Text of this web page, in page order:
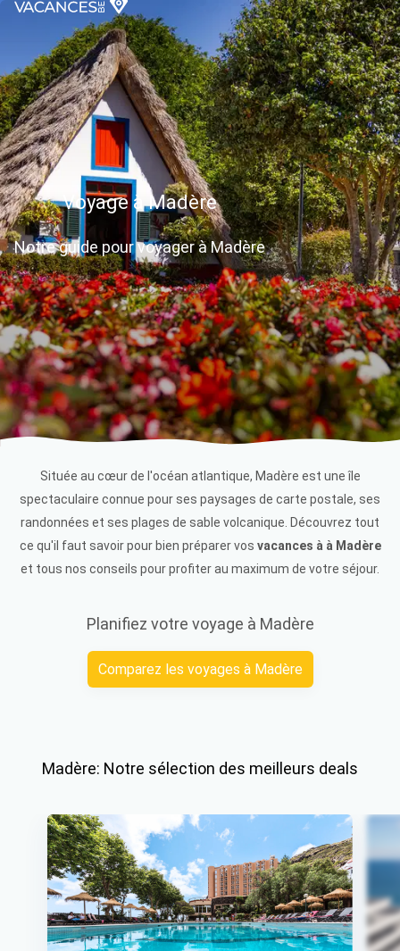
Voyage à Madère
Notre guide pour voyager à Madère
Située au cœur de l'océan atlantique, Madère est une île
spectaculaire connue pour ses paysages de carte postale, ses
randonnées et ses plages de sable volcanique. Découvrez tout
ce qu'il faut savoir pour bien préparer vos vacances à à Madère
et tous nos conseils pour profiter au maximum de votre séjour.
Planifiez votre voyage à Madère
Comparez les voyages à Madère
Madère: Notre sélection des meilleurs deals